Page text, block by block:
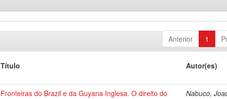
Anterior 1
Título Autor(es)
Fronteiras do Brazil e da Guyana Inglesa. O direito do
Nabuco,